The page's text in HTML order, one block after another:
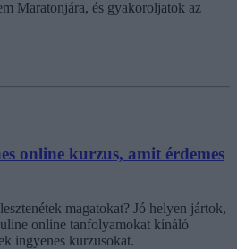
Maratonjára, és gyakoroljatok az
online kurzus, amit érdemes
magatokat? Jó helyen jártok,
online tanfolyamokat kínáló
ingyenes kurzusokat.